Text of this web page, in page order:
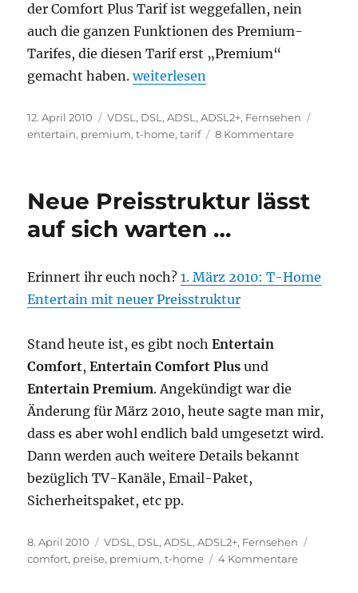
der Comfort Plus Tarif ist weggefallen, nein
auch die ganzen Funktionen des Premium-
Tarifes, die diesen Tarif erst „Premium“
gemacht haben.„Neuer T-Home Entertain
weiterlesen
Veröffentlicht
am
12. April 2010 Kategorien
VDSL , DSL, ADSL, ADSL2+, Fernsehen
entertain, premium,t-home,tarif 8 Kommentarezu
Entertain
Neue Preisstruktur lässt
auf sich warten …
Erinnert ihr euch noch?1. März 2010: T-Home
Entertain mit neuer Preisstruktur
Stand heute ist, es gibt nochEntertain
Comfort,Entertain Comfort Plus und
Entertain Premium. Angekündigt war die
Änderung für März 2010, heute sagte man mir,
dass es aber wohl endlich bald umgesetzt wird.
Dann werden auch weitere Details bekannt
bezüglich TV-Kanäle, Email-Paket,
Sicherheitspaket, etc pp.
Veröffentlicht
am
8. April 2010 Kategorien
VDSL , DSL, ADSL, ADSL2+, Fernsehen
comfort, preise, premium,t-home 4 Kommentarezu